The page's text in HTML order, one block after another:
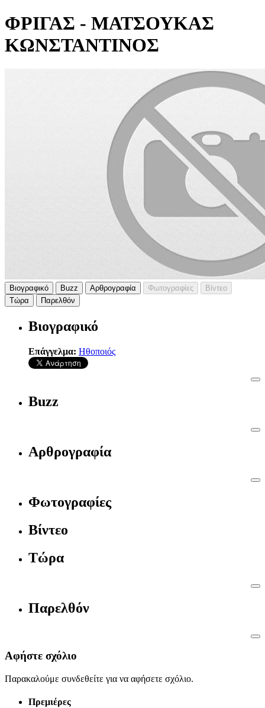
ΦΡΙΓΑΣ - ΜΑΤΣΟΥΚΑΣ
ΚΩΝΣΤΑΝΤΙΝΟΣ
Βιογραφικό Buzz Αρθρογραφία Φωτογραφίες
Βίντεο
Τώρα
Παρελθόν
Βιογραφικό
Επάγγελμα: Ηθοποιός
Buzz
Αρθρογραφία
Φωτογραφίες
Βίντεο
Τώρα
Παρελθόν
Αφήστε σχόλιο
Παρακαλούμε συνδεθείτε για να αφήσετε σχόλιο.
Πρεμιέρες